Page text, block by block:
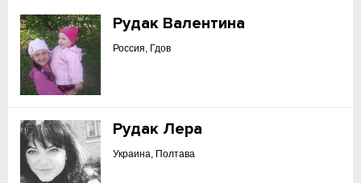
Рудак Валентина
Россия, Гдов
Рудак Лера
Украина, Полтава